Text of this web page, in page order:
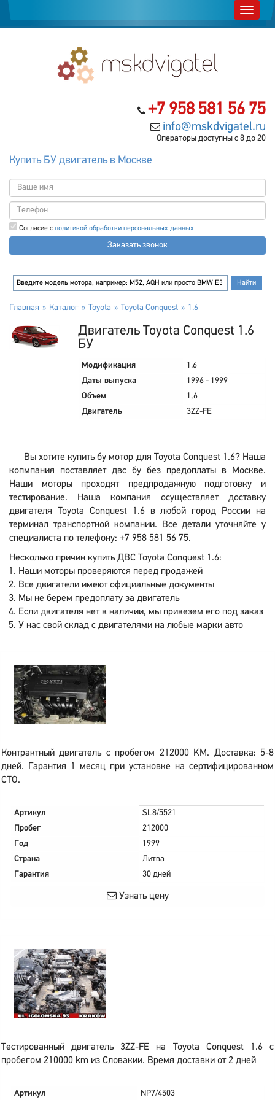
+7 958 581 56 75
info@mskdvigatel.ru
Операторы доступны с 8 до 20
Купить БУ двигатель в Москве
Согласие с политикой обработки персональных данных
Заказать звонок
Главная Каталог Toyota Toyota Conquest 1.6
Двигатель Toyota Conquest 1.6
БУ
Модификация
1.6
Даты выпуска
1996 - 1999
Объем
1,6
Двигатель
3ZZ-FE
Вы хотите купить бу мотор для Toyota Conquest 1.6? Наша
копмпания поставляет двс бу без предоплаты в Москве.
Наши моторы проходят предпродажную подготовку и
тестирование. Наша компания осуществляет доставку
двигателя Toyota Conquest 1.6 в любой город России на
терминал транспортной компании. Все детали уточняйте у
специалиста по телефону: +7 958 581 56 75.
Несколько причин купить ДВС Toyota Conquest 1.6:
Наши моторы проверяются перед продажей
Все двигатели имеют официальные документы
Мы не берем предоплату за двигатель
Если двигателя нет в наличии, мы привезем его под заказ
У нас свой склад с двигателями на любые марки авто
Контрактный двигатель с пробегом 212000 KM. Доставка: 5-8
дней. Гарантия 1 месяц при установке на сертифицированном
СТО.
Артикул
SL8/5521
Пробег
212000
Год
1999
Страна
Литва
Гарантия
30 дней
Узнать цену
Тестированный двигатель 3ZZ-FE на Toyota Conquest 1.6 с
пробегом 210000 km из Словакии. Время доставки от 2 дней
Артикул NP7/4503